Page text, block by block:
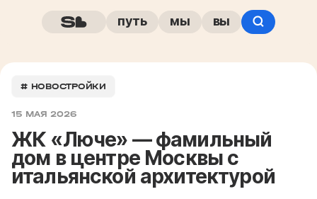
путь мы вы
# НОВОСТРОЙКИ
15 МАЯ 2026
ЖК «Люче» — фамильный
дом в центре Москвы с
итальянской архитектурой